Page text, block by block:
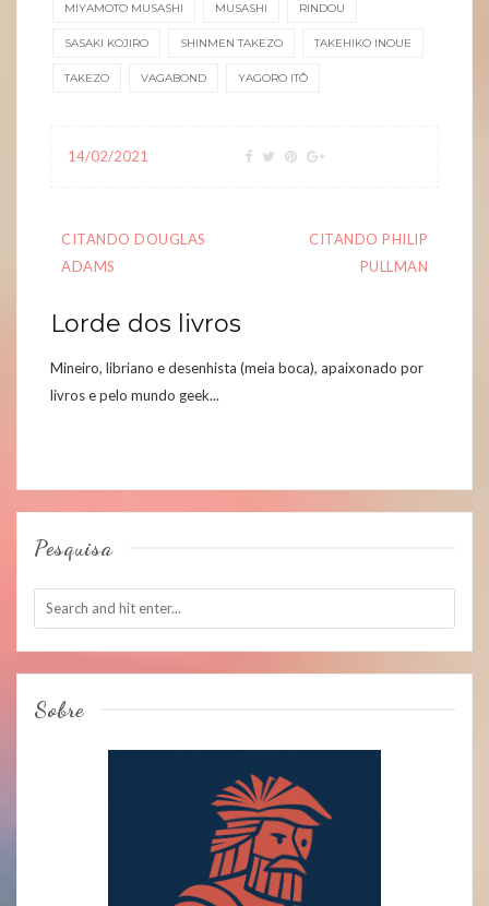
MIYAMOTO MUSASHI MUSASHI RINDOU
SASAKI KOJIRO SHINMEN TAKEZO TAKEHIKO INOUE
TAKEZO VAGABOND YAGORO ITÔ
14/02/2021
Navegação
de
CITANDO DOUGLAS
ADAMS
CITANDO PHILIP
PULLMAN
Lorde dos livros
Mineiro, libriano e desenhista (meia boca), apaixonado por
livros e pelo mundo geek...
Pesquisa
Sobre